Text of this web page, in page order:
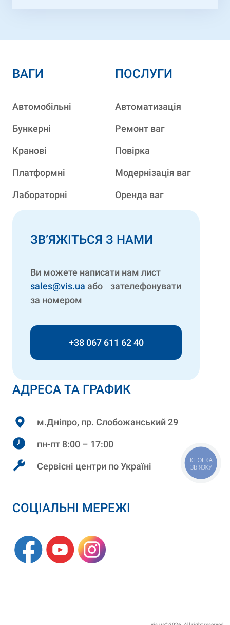
АДРЕСА ТА ГРАФИК
м.Дніпро, пр. Слобожанський 29
пн-пт 8:00 – 17:00
Сервісні центри по Україні
СОЦІАЛЬНІ МЕРЕЖІ
ВАГИ
Автомобільні
Бункерні
Кранові
Платформні
Лабораторні
ПОСЛУГИ
Автоматизація
Ремонт ваг
Повірка
Модернізація ваг
Оренда ваг
ЗВ’ЯЖІТЬСЯ З НАМИ
Ви можете написати нам лист
sales@vis.ua або зателефонувати
за номером
+38 067 611 62 40
КНОПКА
ЗВ'ЯЗКУ